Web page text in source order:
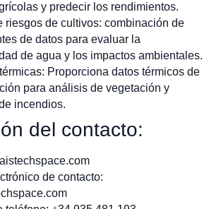
y predecir los rendimientos.
riesgos de cultivos: combinación de
de datos para evaluar la
de agua y los impactos ambientales.
Proporciona datos térmicos de
para análisis de vegetación y
incendios.
del contacto:
de contacto: